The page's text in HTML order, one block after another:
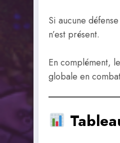
Si aucune
n’est présent.
En complément,
globale en